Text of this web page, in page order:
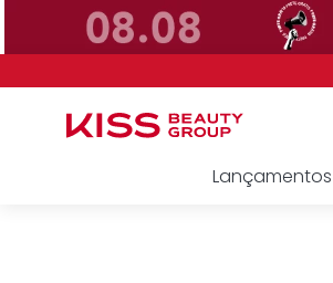
Lançamentos
corretivo
2º impress